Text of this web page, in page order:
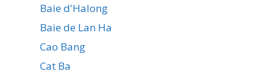
Baie d'Halong
Baie de Lan Ha
Cao Bang
Cat Ba